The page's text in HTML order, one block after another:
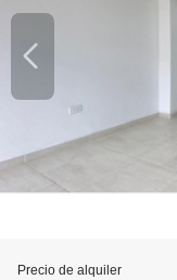
Precio de alquiler